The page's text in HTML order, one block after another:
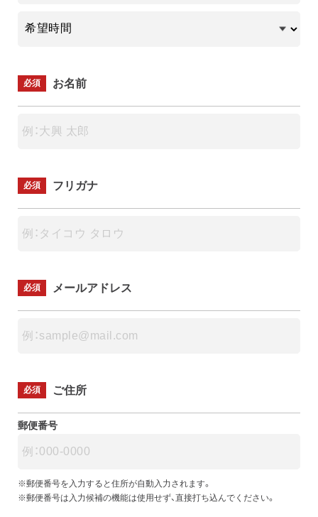
必須 お名前
必須 フリガナ
必須 メールアドレス
必須 ご住所
郵便番号
※郵便番号を入力すると住所が自動入力されます。
※郵便番号は入力候補の機能は使用せず、直接打ち込んでください。